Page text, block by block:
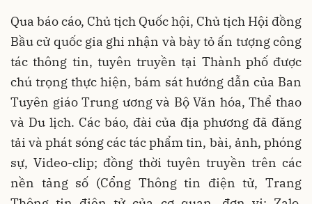
Qua báo cáo, Chủ tịch Quốc hội, Chủ tịch Hội đồng
Bầu cử quốc gia ghi nhận và bày tỏ ấn tượng công
tác thông tin, tuyên truyền tại Thành phố được
chú trọng thực hiện, bám sát hướng dẫn của Ban
Tuyên giáo Trung ương và Bộ Văn hóa, Thể thao
và Du lịch. Các báo, đài của địa phương đã đăng
tải và phát sóng các tác phẩm tin, bài, ảnh, phóng
sự, Video-clip; đồng thời tuyên truyền trên các
nền tảng số (Cổng Thông tin điện tử, Trang